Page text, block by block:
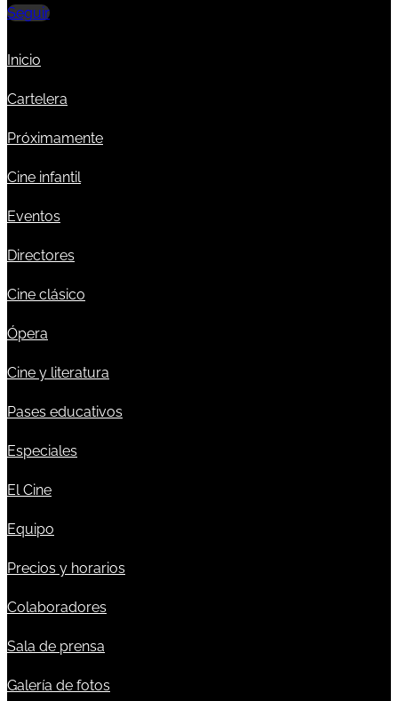
Seguir
Inicio
Cartelera
Próximamente
Cine infantil
Eventos
Directores
Cine clásico
Ópera
Cine y literatura
Pases educativos
Especiales
El Cine
Equipo
Precios y horarios
Colaboradores
Sala de prensa
Galería de fotos